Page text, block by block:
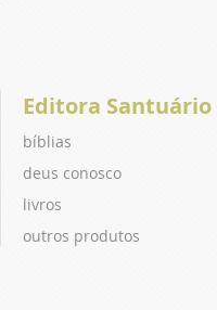
Editora Santuário
bíblias
deus conosco
livros
outros produtos